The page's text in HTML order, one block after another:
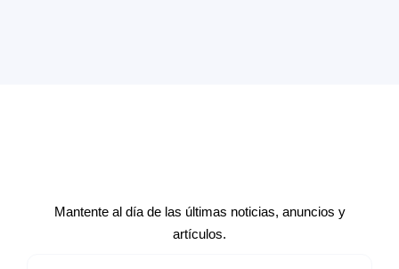
Mantente al día de las últimas noticias, anuncios y
artículos.